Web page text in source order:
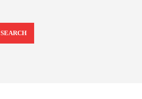
SEARCH